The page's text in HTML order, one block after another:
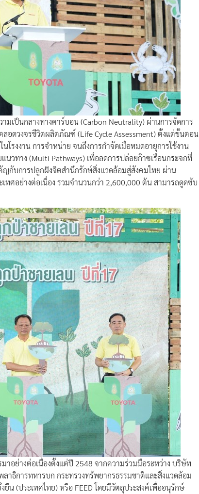
มเป็นกลางทางคาร์บอน (Carbon Neutrality) ผ่านการจัดการ
อดวงจรชีวิตผลิตภัณฑ์ (Life Cycle Assessment) ตั้งแต่ขั้นตอน
รงงาน การจำหน่าย จนถึงการกำจัดเมื่อหมดอายุการใช้งาน
วทาง (Multi Pathways) เพื่อลดการปล่อยก๊าซเรือนกระจกที่
ญกับการปลูกฝังจิตสำนึกรักษ์สิ่งแวดล้อมสู่สังคมไทย ผ่าน
ทศอย่างต่อเนื่อง รวมจำนวนกว่า 2,600,000 ต้น สามารถดูดซับ
าอย่างต่อเนื่องตั้งแต่ปี 2548 จากความร่วมมือระหว่าง บริษัท
าธิการทหารบก กระทรวงทรัพยากรธรรมชาติและสิ่งแวดล้อม
น (ประเทศไทย) หรือ FEED โดยมีวัตถุประสงค์เพื่ออนุรักษ์